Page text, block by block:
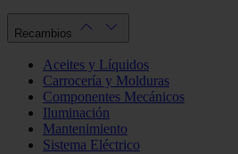
Recambios
Aceites y Líquidos
Carrocería y Molduras
Componentes Mecánicos
Iluminación
Mantenimiento
Sistema Eléctrico